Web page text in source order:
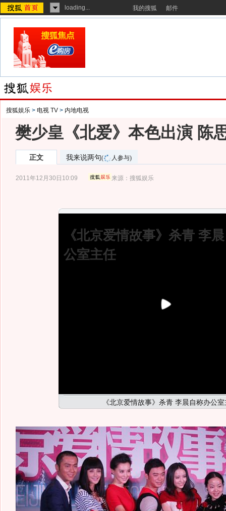
loading... 我的搜狐 邮件
搜狐娱乐 > 电视 TV > 内地电视
樊少皇《北爱》本色出演 陈
正文 我来说两句( 人参与)
2011年12月30日10:09 来源：搜狐娱乐
《北京爱情故事》杀青 李
公室主任
《北京爱情故事》杀青 李晨自称办公